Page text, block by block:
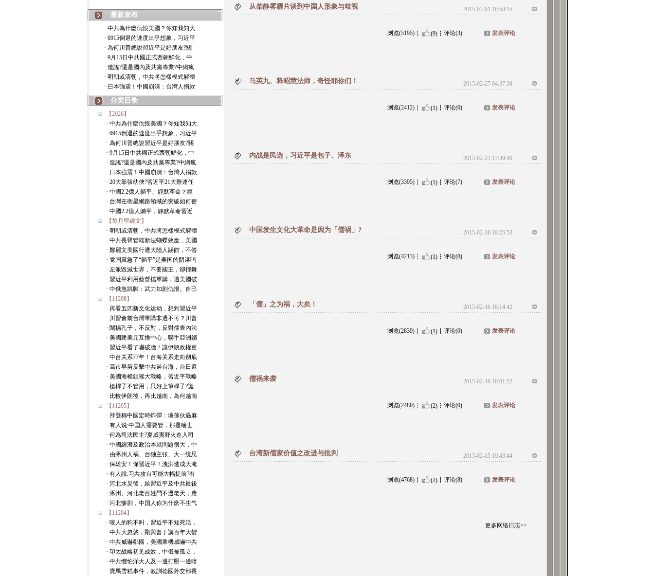
最新发布
· 中共為什麼仇恨美國？你知我知大
· 0915倒退的速度出乎想象，习近平
· 為何川普總說習近平是好朋友?關
· 9月15日中共國正式西朝鮮化，中
· 造謠?還是國內及共黨專業?中網瘋
· 明朝或清朝，中共將怎樣模式解體
· 日本強震！中國崩潰：台灣人捐款
分类目录
【2026】
· 中共為什麼仇恨美國？你知我知大
· 0915倒退的速度出乎想象，习近平
· 為何川普總說習近平是好朋友?關
· 9月15日中共國正式西朝鮮化，中
· 造謠?還是國內及共黨專業?中網瘋
· 日本強震！中國崩潰：台灣人捐款
· 20大靠張幼俠?習近平21大難連任
· 中國2.2億人躺平、靜默革命？經
· 台灣在衛星網路領域的突破如何使
· 中國2.2億人躺平，靜默革命習近
【每月聖經文】
· 明朝或清朝，中共將怎樣模式解體
· 中共長臂管轄新法蝴蝶效應，美國
· 鄭麗文美國行遭大陸人踢館，不答
· 党国真急了“躺平”是美国的阴谋吗
· 左派毀滅世界，不要國王，卻揮舞
· 習近平利用藍營擋軍購，遭美國破
· 中俄急跳脚：武力加剧仇恨。自己
【11208】
· 再看五四新文化运动，想到習近平
· 川習會前台灣軍購非過不可？川普
· 闡揚孔子，不反對，反對儒表內法
· 美國建美元互換中心，聯手亞洲鎖
· 習近平看了嚇破膽！讓伊朗政權更
· 中台关系77年！台海关系走向彻底
· 高市早苗反擊中共過台海，台日還
· 美國海權鎖喉大戰略，習近平戰略
· 槍桿子不管用，只好上筆桿子?謊
· 比較伊朗後，再比越南，為何越南
【11205】
· 拜登稱中國定時炸彈：壞傢伙遇麻
· 有人说:中国人需要管，那是啥世
· 何為司法民主?夏威夷野火進入司
· 中國經濟及政治本就問題很大，中
· 由涿州人祸、台独主张、大一统思
· 保雄安！保習近平！洩洪造成大淹
· 有人說:习共攻台可能大幅提前?有
· 河北水災後，給習近平及中共最後
· 涿州、河北老百姓鬥不過老天，應
· 河北惨剧，中国人你为什麽不生气
【11204】
· 咬人的狗不叫，習近平不知死活，
· 中共大忽悠，剛與普丁講百年大變
· 中共威嚇鄰國，美國乘機威嚇中共
· 印太战略初见成效，中俄被孤立，
· 中共懼怕洋大人及一邊打壓一邊暗
· 寶馬雪糕事件，教訓德國外交部長
从柴静雾霾片谈到中国人形象与歧视 2015-03-01 18:58:15
浏览(5195) (9) 评论(3) 发表评论
马英九、释昭慧法师，奇怪耶你们！ 2015-02-27 04:37:38
浏览(2412) (1) 评论(0) 发表评论
内战是民选，习近平是包子、泽东 2015-02-23 17:39:40
浏览(3395) (1) 评论(7) 发表评论
中国发生文化大革命是因为「儒祸」? 2015-02-16 18:25:53
浏览(4213) (1) 评论(0) 发表评论
「儒」之为祸，大矣！ 2015-02-16 18:14:42
浏览(2839) (1) 评论(0) 发表评论
儒祸来袭 2015-02-16 18:01:52
浏览(2480) (2) 评论(0) 发表评论
台湾新儒家价值之改进与批判 2015-02-15 19:43:44
浏览(4768) (2) 评论(8) 发表评论
更多网络日志>>